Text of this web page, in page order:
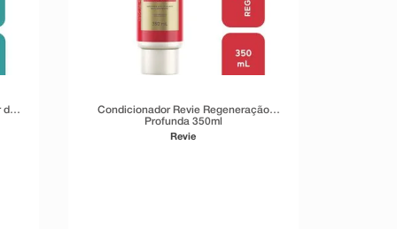
de
Condicionador Revie Regeneração
Profunda 350ml
Revie